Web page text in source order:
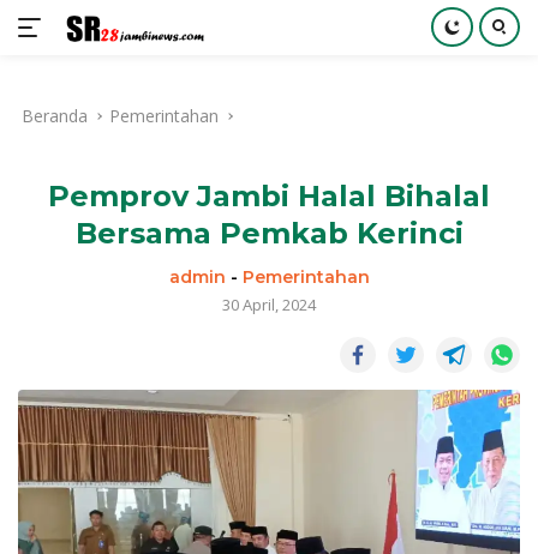
kontenBeranda Pemerintahan
Pemprov Jambi Halal Bihalal
Bersama Pemkab Kerinci
admin - Pemerintahan
30 April, 2024